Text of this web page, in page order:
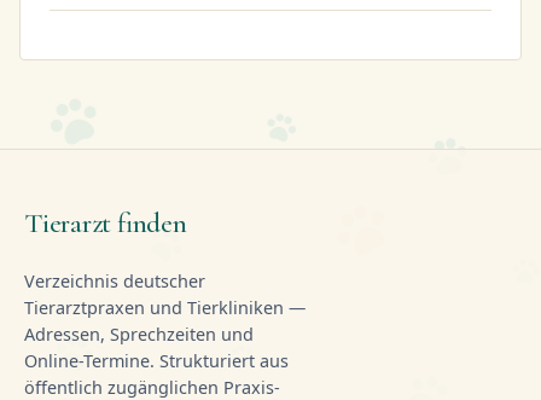
Tierarzt finden
Verzeichnis deutscher
Tierarztpraxen und Tierkliniken —
Adressen, Sprechzeiten und
Online-Termine. Strukturiert aus
öffentlich zugänglichen Praxis-